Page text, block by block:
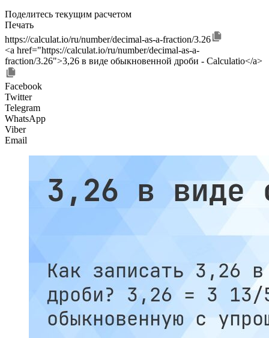
Поделитесь текущим расчетом
Печать
https://calculat.io/ru/number/decimal-as-a-fraction/3.26
<a href="https://calculat.io/ru/number/decimal-as-a-
fraction/3.26">3,26 в виде обыкновенной дроби - Calculatio</a>
Facebook
Twitter
Telegram
WhatsApp
Viber
Email